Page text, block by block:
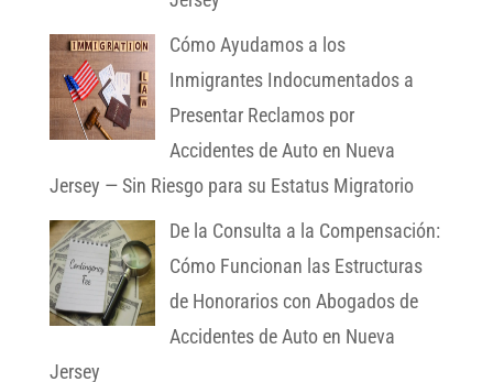
Cómo Ayudamos a los
Inmigrantes Indocumentados a
Presentar Reclamos por
Accidentes de Auto en Nueva
Jersey — Sin Riesgo para su Estatus Migratorio
De la Consulta a la Compensación:
Cómo Funcionan las Estructuras
de Honorarios con Abogados de
Accidentes de Auto en Nueva
Jersey